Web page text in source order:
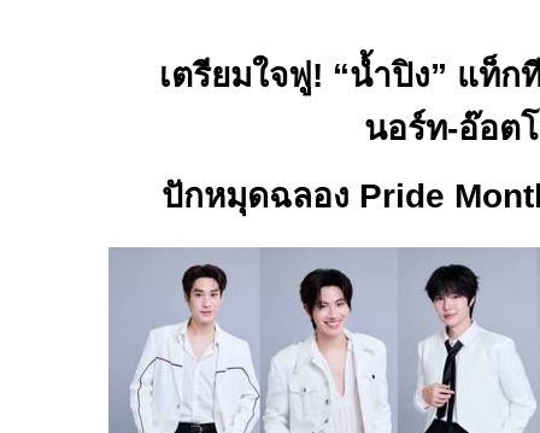
เตรียมใจฟู! “น้ำปิง” แท็ก
นอร์ท-อ๊อต
ปักหมุดฉลอง Pride